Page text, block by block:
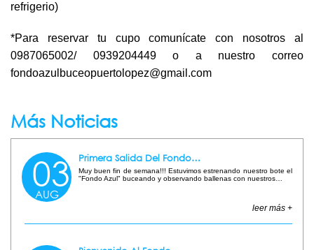
refrigerio)
*Para reservar tu cupo comunícate con nosotros al
0987065002/0939204449 o a nuestro correo
fondoazulbuceopuertolopez@gmail.com
Más Noticias
03
AUG
Primera Salida Del Fondo…
Muy buen fin de semana!!! Estuvimos estrenando nuestro bote el
"Fondo Azul" buceando y observando ballenas con nuestros…
leer más